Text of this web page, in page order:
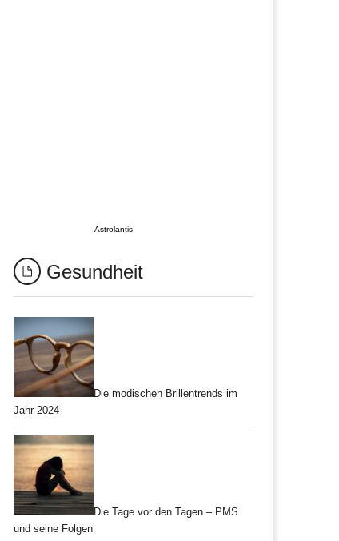
Astrolantis
Gesundheit
Die modischen Brillentrends im
Jahr 2024
Die Tage vor den Tagen – PMS
und seine Folgen